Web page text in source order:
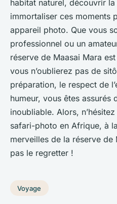
habitat naturel, découvrir
immortaliser ces moments
appareil photo. Que vous
professionnel ou un
réserve de Maasai Mara
vous n’oublierez pas de
préparation, le respect de
humeur, vous êtes assurés
inoubliable. Alors,
safari-photo en Afrique, à
merveilles de la réserve de
pas le regretter !
Voyage